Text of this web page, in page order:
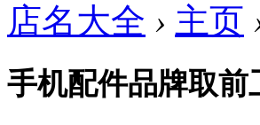
店名大全 › 主页
手机配件品牌取前